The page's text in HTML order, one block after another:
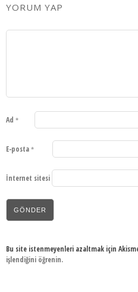
YORUM YAP
Ad *
E-posta *
İnternet sitesi
Bu site istenmeyenleri azaltmak için
işlendiğini öğrenin.